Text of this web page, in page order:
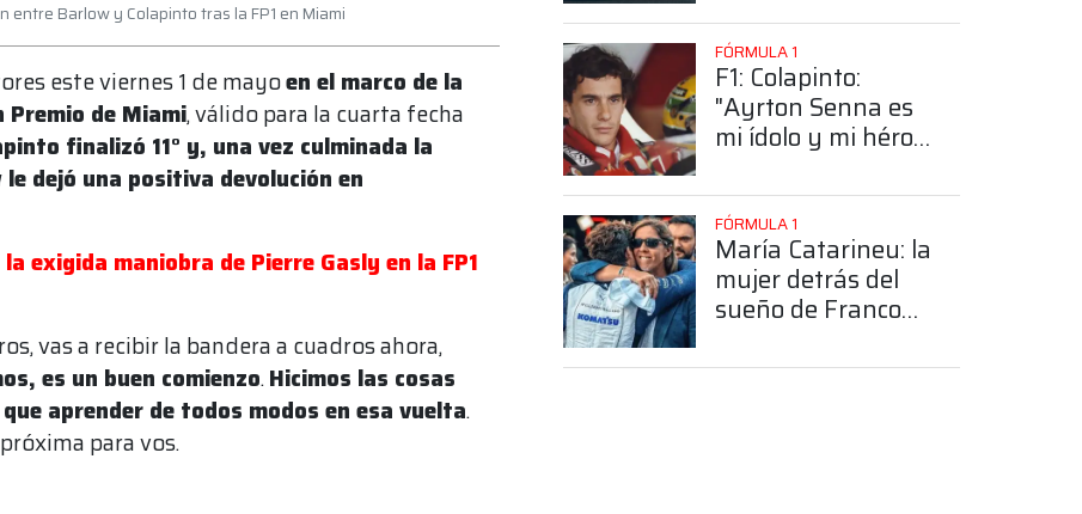
entre Barlow y Colapinto tras la FP1 en Miami
este viernes 1 de mayoen el marco de la
de Miami, válido para la cuarta fecha
finalizó 11° y, una vez culminada la
dejó una positiva devolución en
exigida maniobra de Pierre Gasly en la FP1
vas a recibir la bandera a cuadros ahora,
es un buen comienzo.Hicimos las cosas
aprender de todos modos en esa vuelta.
para vos.
número 43
FÓRMULA 1
F1: Colapinto:
"Ayrton Senna es
mi ídolo y mi héroe
FÓRMULA 1
María Catarineu: la
mujer detrás del
sueño de Franco
Fórmula 1